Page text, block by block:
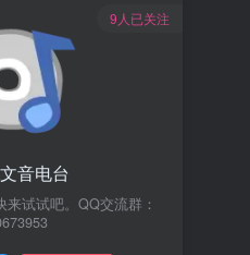
9人已关注
音电台
试试吧。QQ交流群：